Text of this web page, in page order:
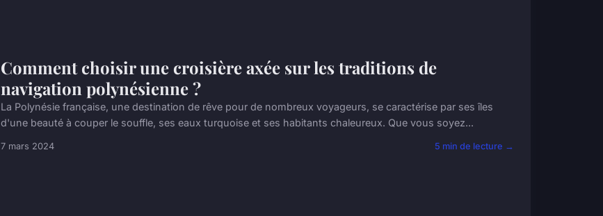
Comment choisir une croisière axée sur les traditions de
navigation polynésienne ?
La Polynésie française, une destination de rêve pour de nombreux voyageurs, se caractérise par ses îles
d'une beauté à couper le souffle, ses eaux turquoise et ses habitants chaleureux. Que vous soyez...
7 mars 2024 5 min de lecture →